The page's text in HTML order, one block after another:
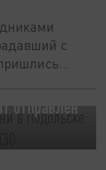
с
отправлен